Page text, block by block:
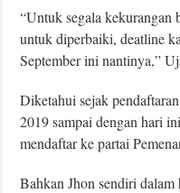
“Untuk segala kekurangan
untuk diperbaiki, deatline
September ini nantinya,”
Diketahui sejak
2019 sampai dengan hari
mendaftar ke partai
Bahkan Jhon sendiri